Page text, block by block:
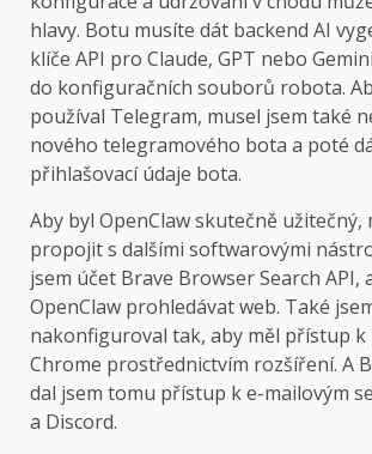
hlavy. Botu musíte dát backend AI
klíče API pro Claude, GPT nebo
do konfiguračních souborů robota.
používal Telegram, musel jsem také
nového telegramového bota a poté
přihlašovací údaje bota.
Aby byl OpenClaw skutečně užitečný,
propojit s dalšími softwarovými
jsem účet Brave Browser Search API,
OpenClaw prohledávat web. Také
nakonfiguroval tak, aby měl přístup k
Chrome prostřednictvím rozšíření. A
dal jsem tomu přístup k e-mailovým
a Discord.